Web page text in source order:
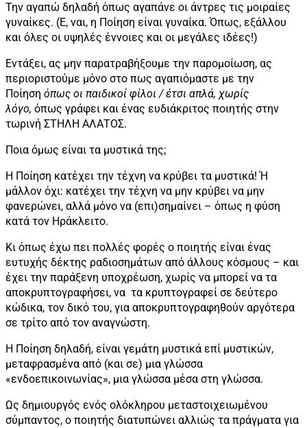
Την αγαπώ δηλαδή όπως αγαπάνε οι άντρες τις μοιραίες
γυναίκες. (Ε, ναι, η Ποίηση είναι γυναίκα. Όπως, εξάλλου
και όλες οι υψηλές έννοιες και οι μεγάλες ιδέες!)
Εντάξει, ας μην παρατραβήξουμε την παρομοίωση, ας
περιοριστούμε μόνο στο πως αγαπιόμαστε με την
Ποίηση όπως οι παιδικοί φίλοι / έτσι απλά, χωρίς
λόγο, όπως γράφει και ένας ευδιάκριτος ποιητής στην
τωρινή ΣΤΗΛΗ ΑΛΑΤΟΣ.
Ποια όμως είναι τα μυστικά της;
Η Ποίηση κατέχει την τέχνη να κρύβει τα μυστικά! Ή
μάλλον όχι: κατέχει την τέχνη να μην κρύβει να μην
φανερώνει, αλλά μόνο να (επι)σημαίνει – όπως η φύση
κατά τον Ηράκλειτο.
Κι όπως έχω πει πολλές φορές ο ποιητής είναι ένας
ευτυχής δέκτης ραδιοσημάτων από άλλους κόσμους – και
έχει την παράξενη υποχρέωση, χωρίς να μπορεί να τα
αποκρυπτογραφήσει, να τα κρυπτογραφεί σε δεύτερο
κώδικα, τον δικό του, για αποκρυπτογραφηθούν αργότερα
σε τρίτο από τον αναγνώστη.
Η Ποίηση δηλαδή, είναι γεμάτη μυστικά επί μυστικών,
μεταφρασμένα από (και σε) μια γλώσσα
«ενδοεπικοινωνίας», μια γλώσσα μέσα στη γλώσσα.
Ως δημιουργός ενός ολόκληρου μεταστοιχειωμένου
σύμπαντος, ο ποιητής διατυπώνει αλλιώς τα πράγματα για